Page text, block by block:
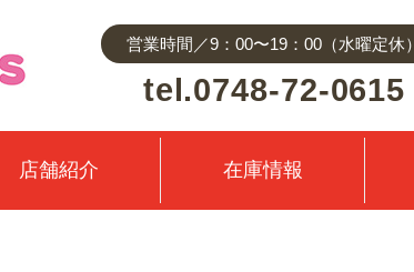
営業時間／9：00〜19：00（水曜定休）
tel.0748-72-0615
店舗紹介 在庫情報